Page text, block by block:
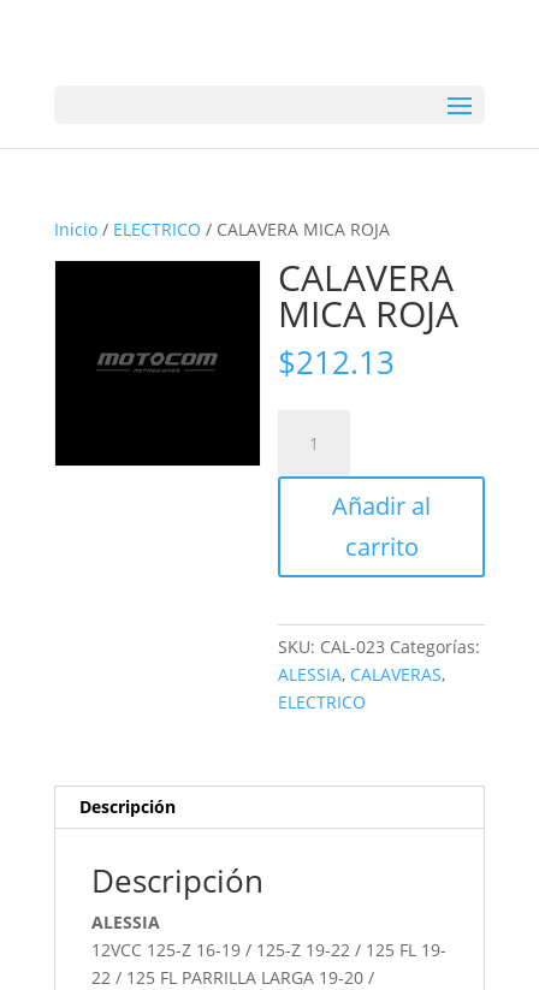
Inicio/ ELECTRICO / CALAVERA MICA ROJA
CALAVERA
MICA ROJA
$212.13
MICA
ROJA
cantidadAñadir al
carrito
SKU: CAL-023 Categorías:
ALESSIA, CALAVERAS,
ELECTRICO
Descripción
Descripción
ALESSIA
12VCC 125-Z 16-19 / 125-Z 19-22 / 125 FL 19-
22 / 125 FL PARRILLA LARGA 19-20 /